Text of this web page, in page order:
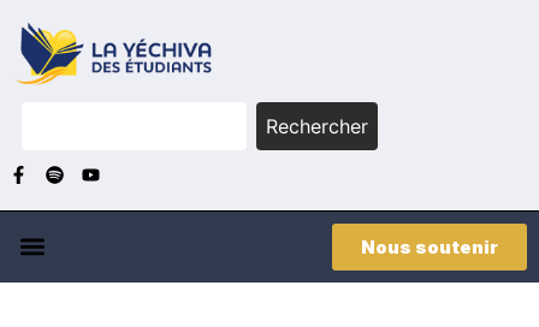
Rechercher
Nous soutenir